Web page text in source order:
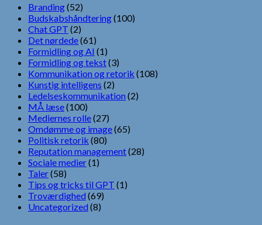
Branding(52)
Budskabshåndtering(100)
Chat GPT (2)
Det nørdede(61)
Formidling og AI (1)
Formidling og tekst(3)
Kommunikation og retorik (108)
Kunstig intelligens (2)
Ledelseskommunikation (2)
MÅ læse(100)
Mediernes rolle(27)
Omdømme og image(65)
Politisk retorik (80)
Reputation management(28)
Sociale medier(1)
Taler(58)
Tips og tricks til GPT (1)
Troværdighed (69)
Uncategorized (8)